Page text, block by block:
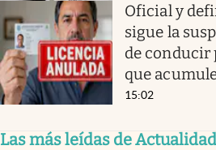
Oficial y
sigue la
de conducir
que
15:02
Las más leídas de Actualidad